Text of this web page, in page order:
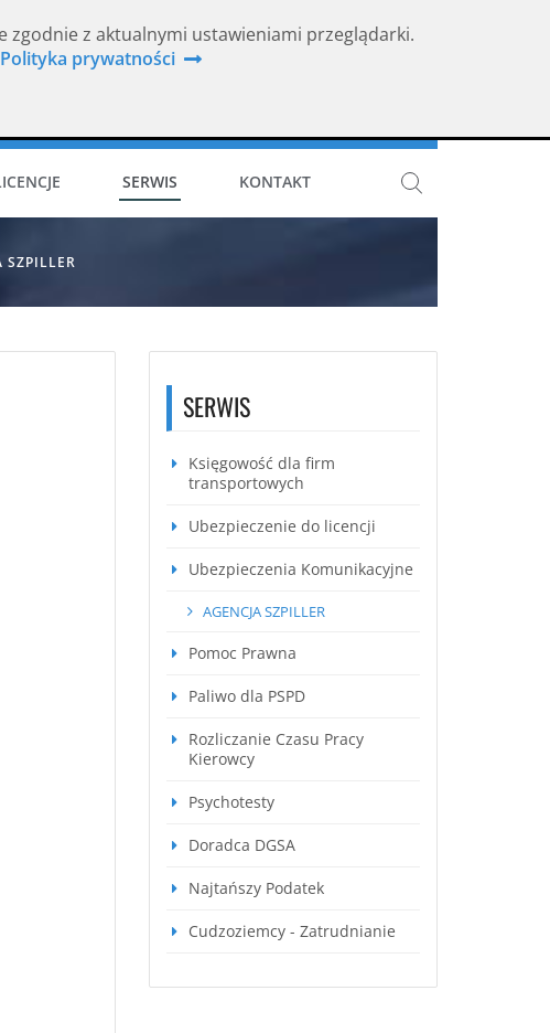
SERWIS KONTAKT
SZPILLER
SERWIS
Księgowość dla firm
transportowych
Ubezpieczenie do licencji
Ubezpieczenia Komunikacyjne
AGENCJA SZPILLER
Pomoc Prawna
Paliwo dla PSPD
Rozliczanie Czasu Pracy
Kierowcy
Psychotesty
Doradca DGSA
Najtańszy Podatek
Cudzoziemcy - Zatrudnianie
zgodnie z aktualnymi ustawieniami przeglądarki.
Polityka prywatności